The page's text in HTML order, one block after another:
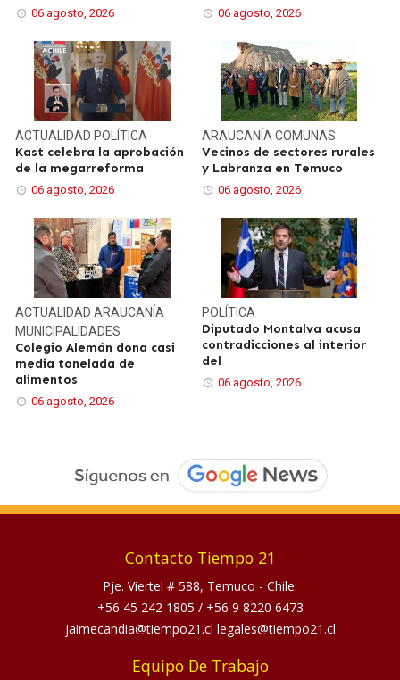
06 agosto, 2026 06 agosto, 2026
ACTUALIDADPOLÍTICA
Kast celebra la aprobación
de la megarreforma
06 agosto, 2026
ARAUCANÍA COMUNAS
Vecinos de sectores rurales
y Labranza en Temuco
06 agosto, 2026
ACTUALIDADARAUCANÍA
MUNICIPALIDADES
Colegio Alemán dona casi
media tonelada de
alimentos
06 agosto, 2026
POLÍTICA
Diputado Montalva acusa
contradicciones al interior
del
06 agosto, 2026
Contacto Tiempo 21
Pje. Viertel # 588, Temuco - Chile.
+56 45 242 1805 / +56 9 8220 6473
jaimecandia@tiempo21.cl legales@tiempo21.cl
Equipo De Trabajo